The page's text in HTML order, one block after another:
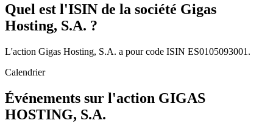
Quel est l'ISIN de la société Gigas
Hosting, S.A. ?
L'action Gigas Hosting, S.A. a pour code ISIN ES0105093001.
Calendrier
Événements sur l'action GIGAS
HOSTING, S.A.